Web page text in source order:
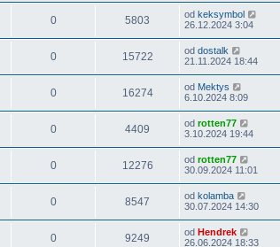
0 5803 od keksymbol
26.12.2024 3:04
0 15722 od dostalk
21.11.2024 18:44
0 16274 od Mektys
6.10.2024 8:09
0 4409 od rotten77
3.10.2024 19:44
0 12276 od rotten77
30.09.2024 11:01
0 8547 od kolamba
30.07.2024 14:30
0 9249 od Hendrek
26.06.2024 18:33